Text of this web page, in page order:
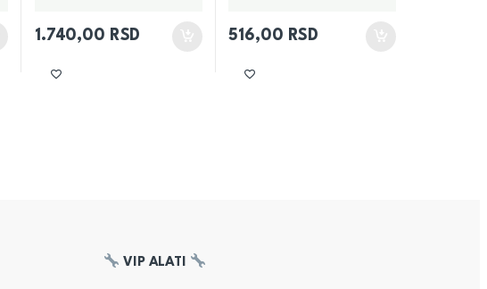
1.740,00 RSD 516,00 RSD
VIP ALATI